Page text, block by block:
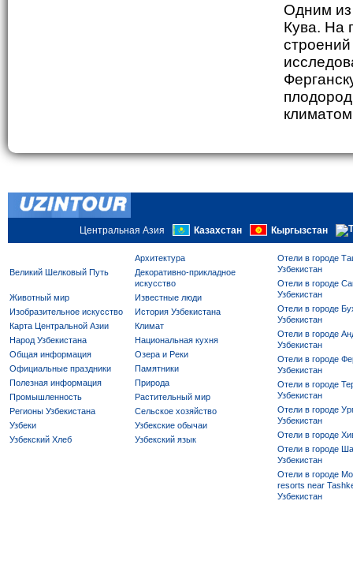
Одним из
Кува. На
Центральная Азия Казахстан Кыргызстан
Архитектура
Великий Шелковый Путь
Декоративно-прикладное
искусство
Животный мир
Известные люди
Изобразительное искусство
История Узбекистана
Карта Центральной Азии
Климат
Народ Узбекистана
Национальная кухня
Общая информация
Озера и Реки
Официальные праздники
Памятники
Полезная информация
Природа
Промышленность
Растительный мир
Регионы Узбекистана
Сельское хозяйство
Узбеки
Узбекские обычаи
Узбекский Хлеб
Узбекский язык
Отели в городе
Узбекистан
Отели в городе
Узбекистан
Отели в городе
Узбекистан
Отели в городе
Узбекистан
Отели в городе
Узбекистан
Отели в городе
Узбекистан
Отели в городе
Узбекистан
Отели в городе
Отели в городе
Узбекистан
Отели в городе
resorts near
Узбекистан